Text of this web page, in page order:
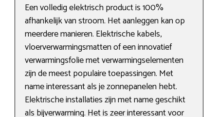
Een volledig elektrisch product is 100%
afhankelijk van stroom. Het aanleggen kan op
meerdere manieren. Elektrische kabels,
vloerverwarmingsmatten of een innovatief
verwarmingsfolie met verwarmingselementen
zijn de meest populaire toepassingen. Met
name interessant als je zonnepanelen hebt.
Elektrische installaties zijn met name geschikt
als bijverwarming. Het is zeer interessant voor